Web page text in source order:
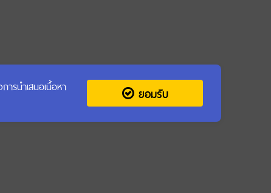
ารนำเสนอเนื้อหา
ยอมรับ